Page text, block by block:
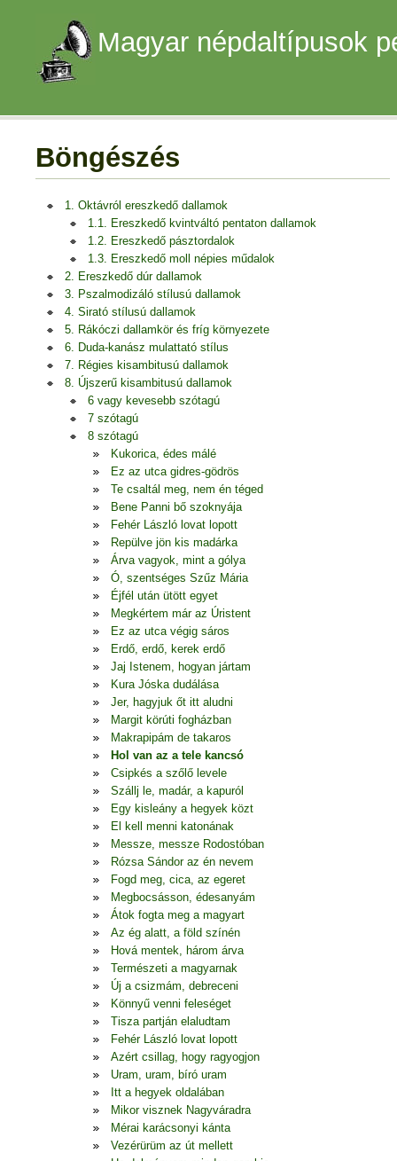
Magyar népdaltípusok
Böngészés
1. Oktávról ereszkedő dallamok
1.1. Ereszkedő kvintváltó pentaton dallamok
1.2. Ereszkedő pásztordalok
1.3. Ereszkedő moll népies műdalok
2. Ereszkedő dúr dallamok
3. Pszalmodizáló stílusú dallamok
4. Sirató stílusú dallamok
5. Rákóczi dallamkör és fríg környezete
6. Duda-kanász mulattató stílus
7. Régies kisambitusú dallamok
8. Újszerű kisambitusú dallamok
6 vagy kevesebb szótagú
7 szótagú
8 szótagú
Kukorica, édes málé
Ez az utca gidres-gödrös
Te csaltál meg, nem én téged
Bene Panni bő szoknyája
Fehér László lovat lopott
Repülve jön kis madárka
Árva vagyok, mint a gólya
Ó, szentséges Szűz Mária
Éjfél után ütött egyet
Megkértem már az Úristent
Ez az utca végig sáros
Erdő, erdő, kerek erdő
Jaj Istenem, hogyan jártam
Kura Jóska dudálása
Jer, hagyjuk őt itt aludni
Margit körúti fogházban
Makrapipám de takaros
Hol van az a tele kancsó
Csipkés a szőlő levele
Szállj le, madár, a kapuról
Egy kisleány a hegyek közt
El kell menni katonának
Messze, messze Rodostóban
Rózsa Sándor az én nevem
Fogd meg, cica, az egeret
Megbocsásson, édesanyám
Átok fogta meg a magyart
Az ég alatt, a föld színén
Hová mentek, három árva
Természeti a magyarnak
Új a csizmám, debreceni
Könnyű venni feleséget
Tisza partján elaludtam
Fehér László lovat lopott
Azért csillag, hogy ragyogjon
Uram, uram, bíró uram
Itt a hegyek oldalában
Mikor visznek Nagyváradra
Mérai karácsonyi kánta
Vezérürüm az út mellett